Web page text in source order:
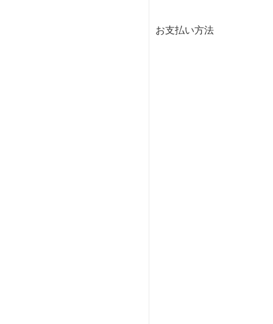
お支払い方法